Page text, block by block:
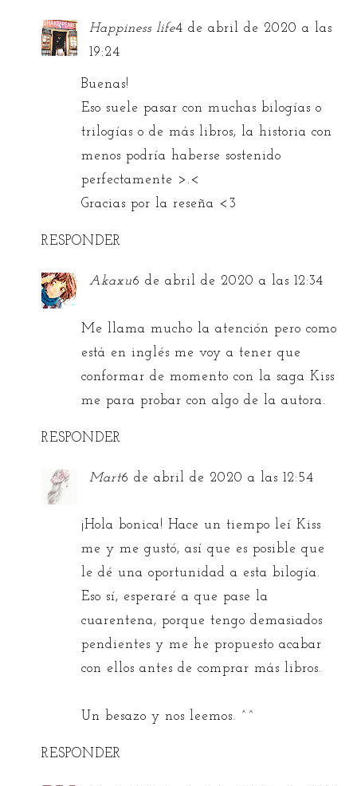
Happiness life4 de abril de 2020 a las
19:24
Buenas!
Eso suele pasar con muchas bilogías o
trilogías o de más libros, la historia con
menos podría haberse sostenido
perfectamente >.<
Gracias por la reseña <3
RESPONDER
Akaxu6 de abril de 2020 a las 12:34
Me llama mucho la atención pero como
está en inglés me voy a tener que
conformar de momento con la saga Kiss
me para probar con algo de la autora.
RESPONDER
Mart6 de abril de 2020 a las 12:54
¡Hola bonica! Hace un tiempo leí Kiss
me y me gustó, así que es posible que
le dé una oportunidad a esta bilogía.
Eso sí, esperaré a que pase la
cuarentena, porque tengo demasiados
pendientes y me he propuesto acabar
con ellos antes de comprar más libros.
Un besazo y nos leemos. ^^
RESPONDER